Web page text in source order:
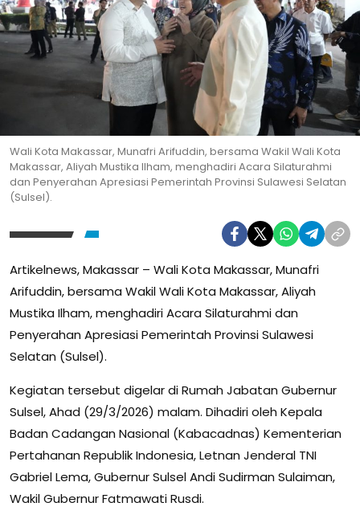
Wali Kota Makassar, Munafri Arifuddin, bersama Wakil Wali Kota
Makassar, Aliyah Mustika Ilham, menghadiri Acara Silaturahmi
dan Penyerahan Apresiasi Pemerintah Provinsi Sulawesi Selatan
(Sulsel).
Artikelnews, Makassar – Wali Kota Makassar, Munafri
Arifuddin, bersama Wakil Wali Kota Makassar, Aliyah
Mustika Ilham, menghadiri Acara Silaturahmi dan
Penyerahan Apresiasi Pemerintah Provinsi Sulawesi
Selatan (Sulsel).
Kegiatan tersebut digelar di Rumah Jabatan Gubernur
Sulsel, Ahad (29/3/2026) malam. Dihadiri oleh Kepala
Badan Cadangan Nasional (Kabacadnas) Kementerian
Pertahanan Republik Indonesia, Letnan Jenderal TNI
Gabriel Lema, Gubernur Sulsel Andi Sudirman Sulaiman,
Wakil Gubernur Fatmawati Rusdi.